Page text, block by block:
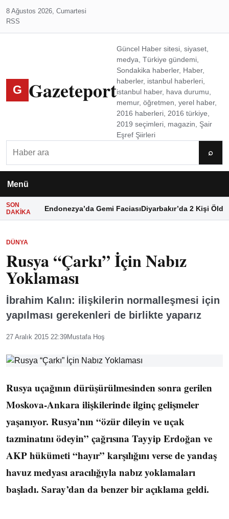
8 Ağustos 2026, Cumartesi
RSS
G Gazeteport
Güncel Haber sitesi, siyaset,
medya, Türkiye gündemi,
Sondakika haberler, Haber,
haberler, istanbul haberleri,
istanbul haber, hava durumu,
memur, öğretmen, yerel haber,
2016 haberleri, 2016 türkiye,
2019 seçimleri, magazin, Şair
Eşref Şiirleri
⌕
Menü
SON
DAKIKA
Endonezya’da Gemi FaciasıDiyarbakır’da 2 Kişi Öldü
DÜNYA
Rusya “Çarkı” İçin Nabız
Yoklaması
İbrahim Kalın: ilişkilerin normalleşmesi için
yapılması gerekenleri de birlikte yaparız
27 Aralık 2015 22:39Mustafa Hoş
Rusya uçağının dürüşürülmesinden sonra gerilen
Moskova-Ankara ilişkilerinde ilginç gelişmeler
yaşanıyor. Rusya’nın “özür dileyin ve uçak
tazminatını ödeyin” çağrısına Tayyip Erdoğan ve
AKP hükümeti “hayır” karşılığını verse de yandaş
havuz medyası aracılığıyla nabız yoklamaları
başladı. Saray’dan da benzer bir açıklama geldi.